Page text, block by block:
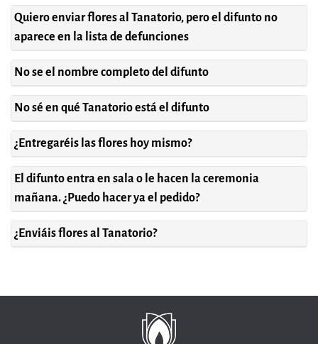
Quiero enviar flores al Tanatorio, pero el difunto no
aparece en la lista de defunciones
No se el nombre completo del difunto
No sé en qué Tanatorio está el difunto
¿Entregaréis las flores hoy mismo?
El difunto entra en sala o le hacen la ceremonia
mañana. ¿Puedo hacer ya el pedido?
¿Enviáis flores al Tanatorio?